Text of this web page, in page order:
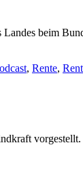
beim
, Rente,
vorgestellt.